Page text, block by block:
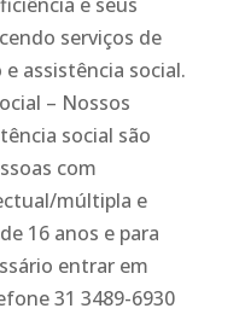
serviços de
assistência social.
– Nossos
social são
com
múltipla e
16 anos e para
entrar em
31 3489-6930